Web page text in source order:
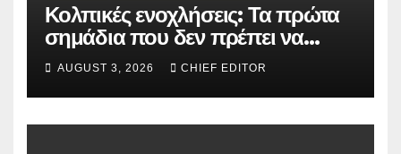
Κολπικές ενοχλήσεις: Τα πρώτα
σημάδια που δεν πρέπει να
αγνοούνται
AUGUST 3, 2026 CHIEF EDITOR